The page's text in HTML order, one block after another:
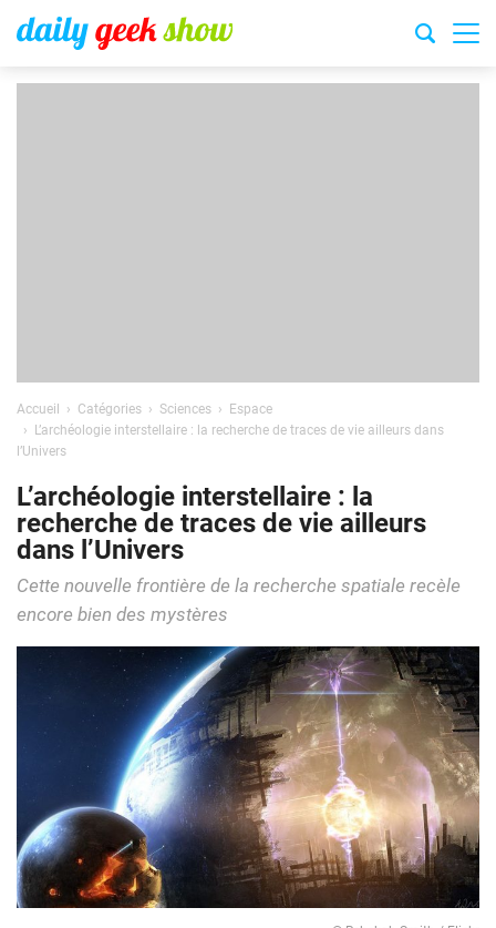
Accueil Catégories Sciences
Espace
L’archéologie interstellaire : la recherche de traces de vie ailleurs dans
l’Univers
L’archéologie interstellaire : la
recherche de traces de vie ailleurs
dans l’Univers
Cette nouvelle frontière de la recherche spatiale recèle
encore bien des mystères